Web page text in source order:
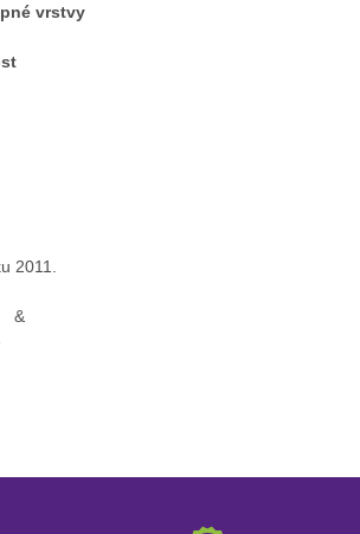
vrstvy
2011.
&